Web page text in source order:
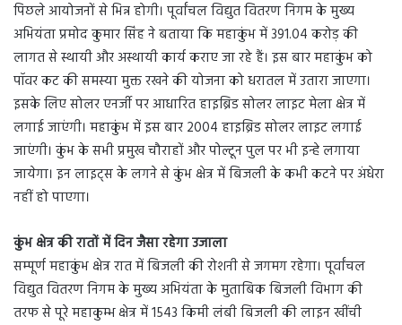
पिछले आयोजनों से भिन्न होगी। पूर्वांचल विद्युत वितरण निगम के मुख्य
अभियंता प्रमोद कुमार सिंह ने बताया कि महाकुंभ में 391.04 करोड़ की
लागत से स्थायी और अस्थायी कार्य कराए जा रहे हैं। इस बार महाकुंभ को
पॉवर कट की समस्या मुक्त रखने की योजना को धरातल में उतारा जाएगा।
इसके लिए सोलर एनर्जी पर आधारित हाइब्रिड सोलर लाइट मेला क्षेत्र में
लगाई जाएंगी। महाकुंभ में इस बार 2004 हाइब्रिड सोलर लाइट लगाई
जाएंगी। कुंभ के सभी प्रमुख चौराहों और पोल्टून पुल पर भी इन्हे लगाया
जायेगा। इन लाइट्स के लगने से कुंभ क्षेत्र में बिजली के कभी कटने पर अंधेरा
नहीं हो पाएगा।
कुंभ क्षेत्र की रातों में दिन जैसा रहेगा उजाला
सम्पूर्ण महाकुंभ क्षेत्र रात में बिजली की रोशनी से जगमग रहेगा। पूर्वांचल
विद्युत वितरण निगम के मुख्य अभियंता के मुताबिक बिजली विभाग की
तरफ से पूरे महाकुम्भ क्षेत्र में 1543 किमी लंबी बिजली की लाइन खींची